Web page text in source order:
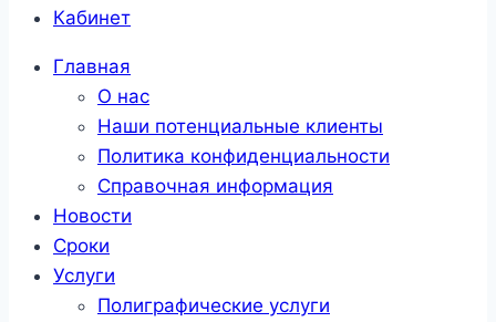
Кабинет
Главная
О нас
Наши потенциальные клиенты
Политика конфиденциальности
Справочная информация
Новости
Сроки
Услуги
Полиграфические услуги